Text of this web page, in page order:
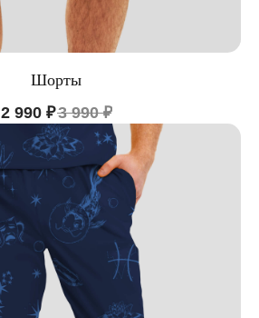
Шорты
2 990 ₽3 990 ₽